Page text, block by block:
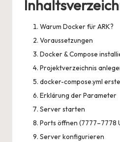
Warum Docker für ARK?
Voraussetzungen
Docker & Compose
Projektverzeichnis
docker-compose.yml
Erklärung der Parameter
Server starten
Ports öffnen (7777–7778
Server konfigurieren